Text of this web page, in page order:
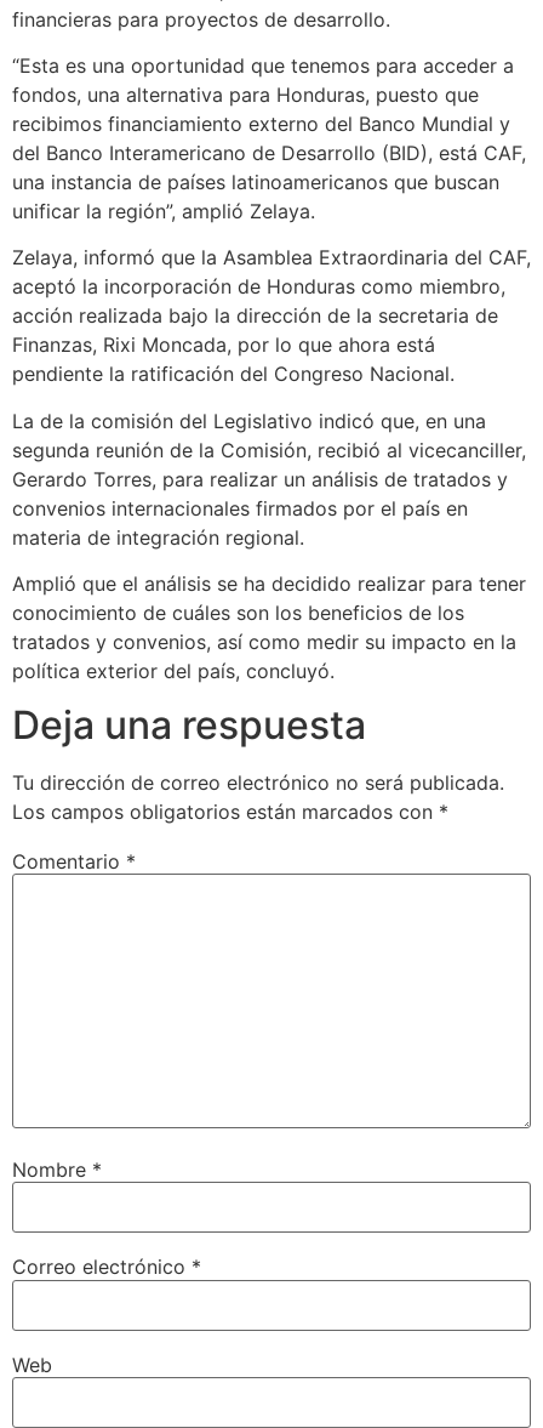
financieras para proyectos de desarrollo.
“Esta es una oportunidad que tenemos para acceder a
fondos, una alternativa para Honduras, puesto que
recibimos financiamiento externo del Banco Mundial y
del Banco Interamericano de Desarrollo (BID), está CAF,
una instancia de países latinoamericanos que buscan
unificar la región”, amplió Zelaya.
Zelaya, informó que la Asamblea Extraordinaria del CAF,
aceptó la incorporación de Honduras como miembro,
acción realizada bajo la dirección de la secretaria de
Finanzas, Rixi Moncada, por lo que ahora está
pendiente la ratificación del Congreso Nacional.
La de la comisión del Legislativo indicó que, en una
segunda reunión de la Comisión, recibió al vicecanciller,
Gerardo Torres, para realizar un análisis de tratados y
convenios internacionales firmados por el país en
materia de integración regional.
Amplió que el análisis se ha decidido realizar para tener
conocimiento de cuáles son los beneficios de los
tratados y convenios, así como medir su impacto en la
política exterior del país, concluyó.
Deja una respuesta
Tu dirección de correo electrónico no será publicada.
Los campos obligatorios están marcados con *
Comentario *
Nombre *
Correo electrónico *
Web